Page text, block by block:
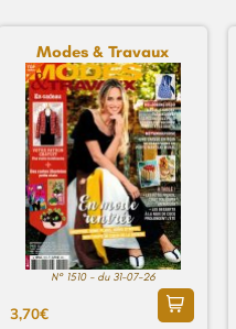
Modes & Travaux
N° 1510 - du 31-07-26
3,70€